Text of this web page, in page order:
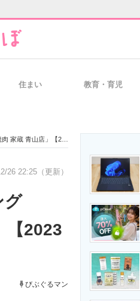
経営リーダーのコミュニティ
製造業のIT導入・活用を支援
エネルギーの専門メディア
住まい 教育・育児
年12月版／ヒトサラ】
26 22:25（更新）
グ
【2023
びぶぐるマン